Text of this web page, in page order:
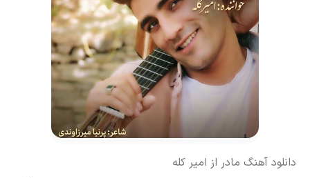
دانلود آهنگ مادر از امیر کله